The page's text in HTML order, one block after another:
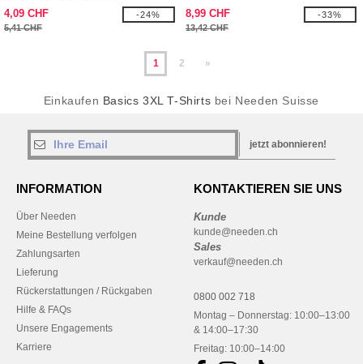
4,09 CHF
5,41 CHF
-24% 8,99 CHF
13,42 CHF
-33%
1 2 »
Einkaufen Basics 3XL T-Shirts bei Needen Suisse
jetzt abonnieren!
INFORMATION
Über Needen
Meine Bestellung verfolgen
Zahlungsarten
Lieferung
Rückerstattungen / Rückgaben
Hilfe & FAQs
Unsere Engagements
Karriere
KONTAKTIEREN SIE UNS
Kunde
kunde@needen.ch
Sales
verkauf@needen.ch
0800 002 718
Montag – Donnerstag: 10:00–13:00
& 14:00–17:30
Freitag: 10:00–14:00